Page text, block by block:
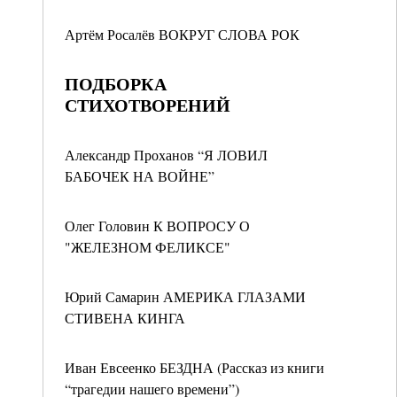
Артём Росалёв ВОКРУГ СЛОВА РОК
ПОДБОРКА
СТИХОТВОРЕНИЙ
Александр Проханов “Я ЛОВИЛ
БАБОЧЕК НА ВОЙНЕ”
Олег Головин К ВОПРОСУ О
"ЖЕЛЕЗНОМ ФЕЛИКСЕ"
Юрий Самарин АМЕРИКА ГЛАЗАМИ
СТИВЕНА КИНГА
Иван Евсеенко БЕЗДНА (Рассказ из книги
“трагедии нашего времени”)